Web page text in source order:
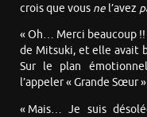
crois que vous ne l’avez
« Oh… Merci beaucoup !!
de Mitsuki, et elle avait
Sur le plan
l’appeler « Grande Sœur
« Mais… Je suis